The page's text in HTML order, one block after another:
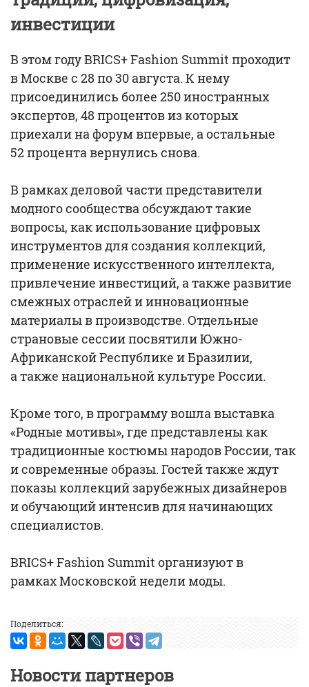
инвестиции
В этом году BRICS+ Fashion Summit проходит
в Москве с 28 по 30 августа. К нему
присоединились более 250 иностранных
экспертов, 48 процентов из которых
приехали на форум впервые, а остальные
52 процента вернулись снова.
В рамках деловой части представители
модного сообщества обсуждают такие
вопросы, как использование цифровых
инструментов для создания коллекций,
применение искусственного интеллекта,
привлечение инвестиций, а также развитие
смежных отраслей и инновационные
материалы в производстве. Отдельные
страновые сессии посвятили Южно-
Африканской Республике и Бразилии,
а также национальной культуре России.
Кроме того, в программу вошла выставка
«Родные мотивы», где представлены как
традиционные костюмы народов России, так
и современные образы. Гостей также ждут
показы коллекций зарубежных дизайнеров
и обучающий интенсив для начинающих
специалистов.
BRICS+ Fashion Summit организуют в
рамках Московской недели моды.
Поделиться:
Новости партнеров